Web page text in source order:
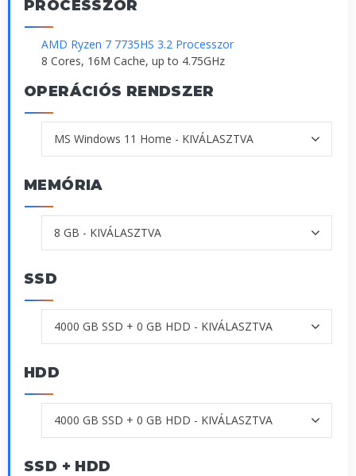
PROCESSZOR
AMD Ryzen 7 7735HS 3.2 Processzor
8 Cores, 16M Cache, up to 4.75GHz
OPERÁCIÓS RENDSZER
MEMÓRIA
SSD
HDD
SSD + HDD